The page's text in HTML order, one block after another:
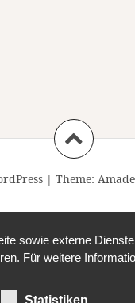
| Theme:
sowie externe
Für weitere